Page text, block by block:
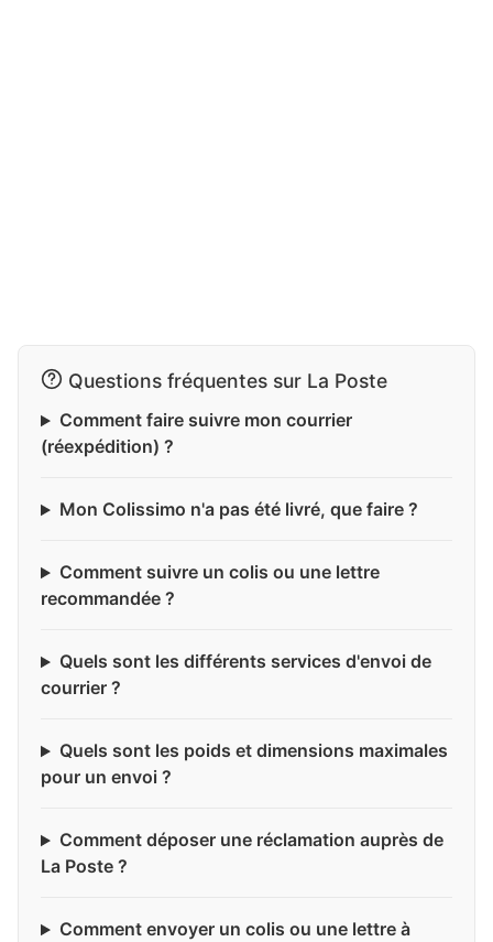
Questions fréquentes sur La Poste
Comment faire suivre mon courrier
(réexpédition) ?
Mon Colissimo n'a pas été livré, que faire ?
Comment suivre un colis ou une lettre
recommandée ?
Quels sont les différents services d'envoi de
courrier ?
Quels sont les poids et dimensions maximales
pour un envoi ?
Comment déposer une réclamation auprès de
La Poste ?
Comment envoyer un colis ou une lettre à